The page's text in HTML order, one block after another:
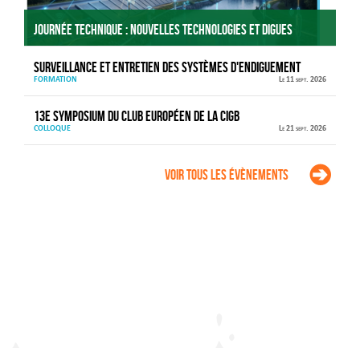
Journée technique : Nouvelles technologies et digues
Surveillance et entretien des systèmes d'endiguement
FORMATION Le 11 sept. 2026
13e Symposium du Club européen de la CIGB
COLLOQUE Le 21 sept. 2026
Voir tous les évènements